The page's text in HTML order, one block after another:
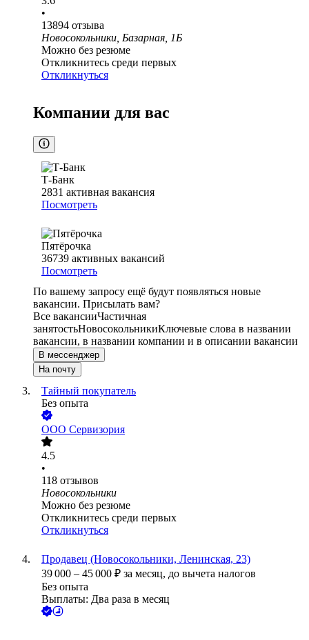
•
13894 отзыва
Новосокольники, Базарная, 1Б
Можно без резюме
Откликнитесь среди первых
Откликнуться
Компании для вас
Т-Банк
2831 активная вакансия
Посмотреть
Пятёрочка
36739 активных вакансий
Посмотреть
По вашему запросу ещё будут появляться новые
вакансии. Присылать вам?
Все вакансииЧастичная
занятостьНовосокольникиКлючевые слова в названии
вакансии, в названии компании и в описании вакансии
В мессенджер
На почту
Тайный покупатель
Без опыта
ООО Сервизория
4.5
•
118 отзывов
Новосокольники
Можно без резюме
Откликнитесь среди первых
Откликнуться
Продавец (Новосокольники, Ленинская, 23)
39 000 – 45 000 ₽ за месяц, до вычета налогов
Без опыта
Выплаты: Два раза в месяц